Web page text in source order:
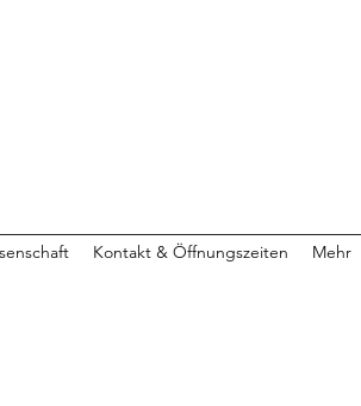
Kontakt & Öffnungszeiten Mehr